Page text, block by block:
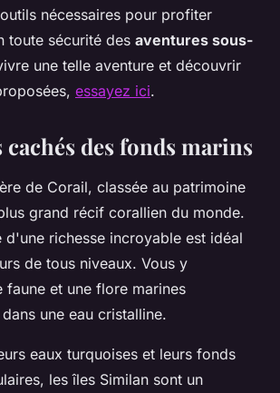
nécessaires pour profiter
toute sécurité des aventures sous-
une telle aventure et découvrir
essayez ici.
cachés des fonds marins
de Corail, classée au patrimoine
grand récif corallien du monde.
d'une richesse incroyable est idéal
de tous niveaux. Vous y
faune et une flore marines
une eau cristalline.
eaux turquoises et leurs fonds
les îles Similan sont un